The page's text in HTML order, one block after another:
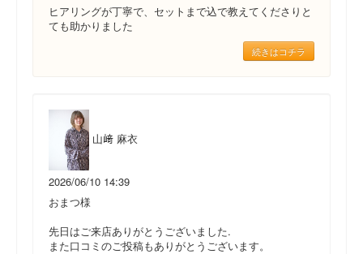
ヒアリングが丁寧で、セットまで込で教えてくださりと
ても助かりました
続きはコチラ
山﨑 麻衣
2026/06/10 14:39
おまつ様
先日はご来店ありがとうございました.
また口コミのご投稿もありがとうございます。